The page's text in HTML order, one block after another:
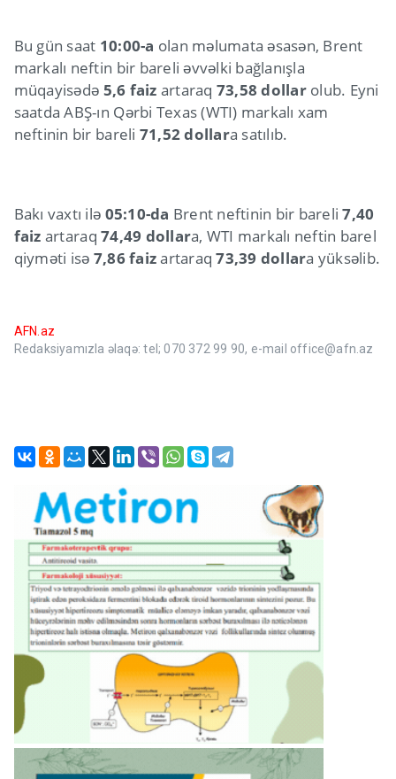
Bu gün saat 10:00-a olan məlumata əsasən, Brent
markalı neftin bir bareli əvvəlki bağlanışla
müqayisədə 5,6 faiz artaraq 73,58 dollarolub. Eyni
saatda ABŞ-ın Qərbi Texas (WTI) markalı xam
neftinin bir bareli 71,52 dollara satılıb.
Bakı vaxtı ilə 05:10-da Brent neftinin bir bareli7,40
faiz artaraq74,49 dollara, WTI markalı neftin barel
qiyməti isə 7,86 faizartaraq73,39 dollara yüksəlib.
AFN.az
Redaksiyamızla əlaqə: tel; 070 372 99 90, e-mail office@afn.az